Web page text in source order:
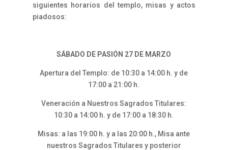
siguientes horarios del templo, misas y actos
piadosos:
SÁBADO DE PASIÓN 27 DE MARZO
Apertura del Templo: de 10:30 a 14:00 h. y de
17:00 a 21:00 h.
Veneración a Nuestros Sagrados Titulares:
10:30 a 14:00 h. y de 17:00 a 18:30 h.
Misas: a las 19:00 h. y a las 20:00 h., Misa ante
nuestros Sagrados Titulares y posterior